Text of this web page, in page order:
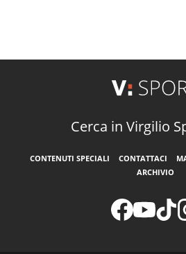
Cerca in Virgilio
CONTENUTI SPECIALI CONTATTACI
ARCHIVIO